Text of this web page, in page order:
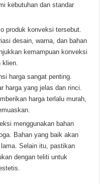
kebutuhan dan standar
produk konveksi tersebut.
desain, warna, dan bahan
kemampuan konveksi
harga sangat penting.
harga yang jelas dan rinci.
harga terlalu murah,
menggunakan bahan
Bahan yang baik akan
Selain itu, pastikan
dengan teliti untuk